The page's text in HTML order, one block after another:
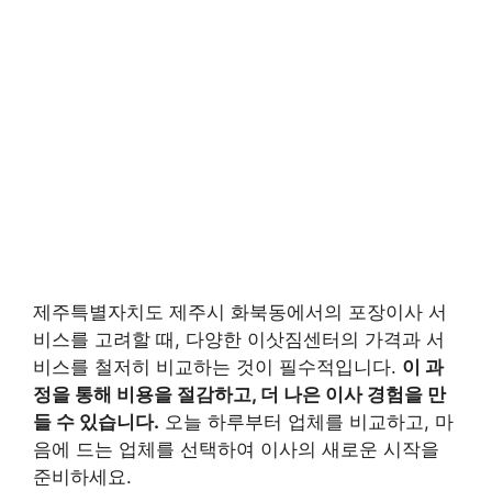
제주특별자치도 제주시 화북동에서의 포장이사 서
비스를 고려할 때, 다양한 이삿짐센터의 가격과 서
비스를 철저히 비교하는 것이 필수적입니다. 이 과
정을 통해 비용을 절감하고, 더 나은 이사 경험을 만
들 수 있습니다. 오늘 하루부터 업체를 비교하고, 마
음에 드는 업체를 선택하여 이사의 새로운 시작을
준비하세요.